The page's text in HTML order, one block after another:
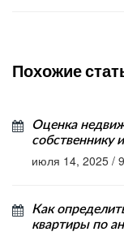
Похожие
Оценка
собственнику
июля 14, 2025 /
Как
квартиры по